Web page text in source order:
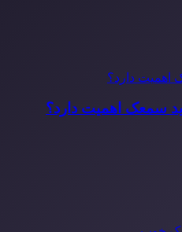
سمعک اهمیت دارد؟